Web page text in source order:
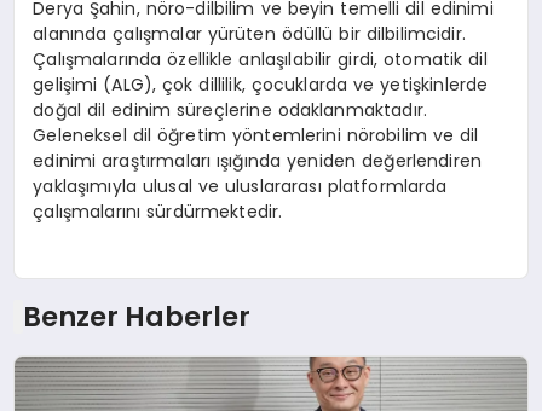
Derya Şahin, nöro-dilbilim ve beyin temelli dil edinimi
alanında çalışmalar yürüten ödüllü bir dilbilimcidir.
Çalışmalarında özellikle anlaşılabilir girdi, otomatik dil
gelişimi (ALG), çok dillilik, çocuklarda ve yetişkinlerde
doğal dil edinim süreçlerine odaklanmaktadır.
Geleneksel dil öğretim yöntemlerini nörobilim ve dil
edinimi araştırmaları ışığında yeniden değerlendiren
yaklaşımıyla ulusal ve uluslararası platformlarda
çalışmalarını sürdürmektedir.
Benzer Haberler